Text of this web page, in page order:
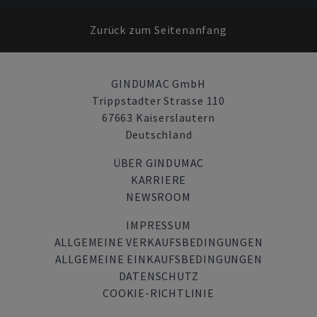
Zurück zum Seitenanfang
GINDUMAC GmbH
Trippstadter Strasse 110
67663 Kaiserslautern
Deutschland
ÜBER GINDUMAC
KARRIERE
NEWSROOM
IMPRESSUM
ALLGEMEINE VERKAUFSBEDINGUNGEN
ALLGEMEINE EINKAUFSBEDINGUNGEN
DATENSCHUTZ
COOKIE-RICHTLINIE